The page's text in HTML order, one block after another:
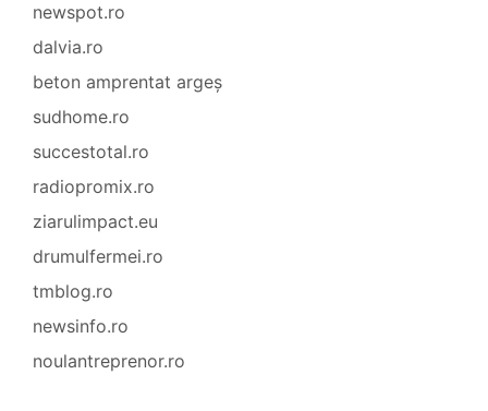
newspot.ro
dalvia.ro
beton amprentat argeș
sudhome.ro
succestotal.ro
radiopromix.ro
ziarulimpact.eu
drumulfermei.ro
tmblog.ro
newsinfo.ro
noulantreprenor.ro